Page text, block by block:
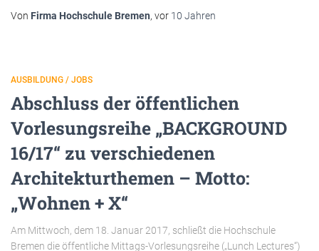
Von Firma Hochschule Bremen, vor 10 Jahren
AUSBILDUNG / JOBS
Abschluss der öffentlichen
Vorlesungsreihe „BACKGROUND
16/17“ zu verschiedenen
Architekturthemen – Motto:
„Wohnen + X“
Am Mittwoch, dem 18. Januar 2017, schließt die Hochschule
Bremen die öffentliche Mittags-Vorlesungsreihe („Lunch Lectures“)